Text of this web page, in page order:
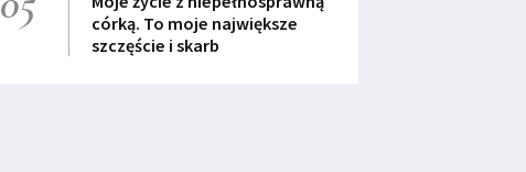
córką. To moje największe
szczęście i skarb